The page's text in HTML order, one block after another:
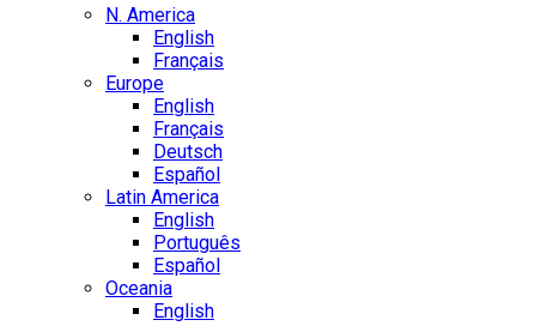
N. America
English
Français
Europe
English
Français
Deutsch
Español
Latin America
English
Português
Español
Oceania
English